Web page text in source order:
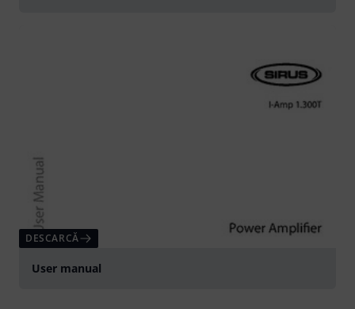
DESCARCĂ
User manual